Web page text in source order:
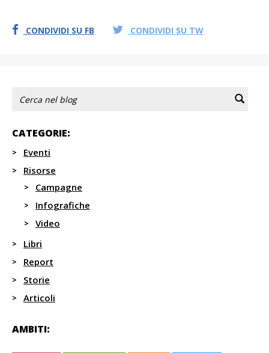
CONDIVIDI SU FB CONDIVIDI SU TW
CATEGORIE:
Eventi
Risorse
Campagne
Infografiche
Video
Libri
Report
Storie
Articoli
AMBITI: